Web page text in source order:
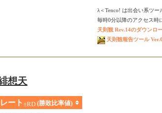
λ＜Tenco! は出会い系ツー
毎時0分以降のアクセス時
天則観 Rev.14のダウンロ
天則観報告ツール
想天
レート±RD (勝敗比率値)